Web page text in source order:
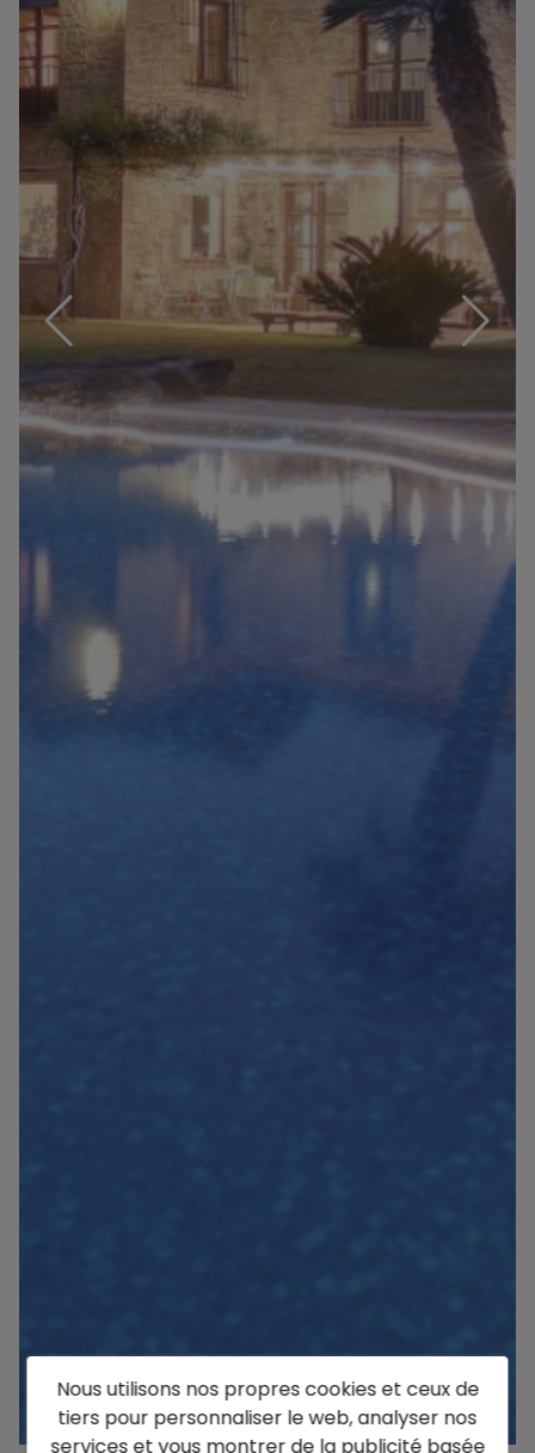
Nous utilisons nos propres cookies et ceux de
tiers pour personnaliser le web, analyser nos
services et vous montrer de la publicité basée